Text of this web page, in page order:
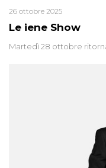
Le iene Show
26 ottobre 2025
Martedì 28 ottobre